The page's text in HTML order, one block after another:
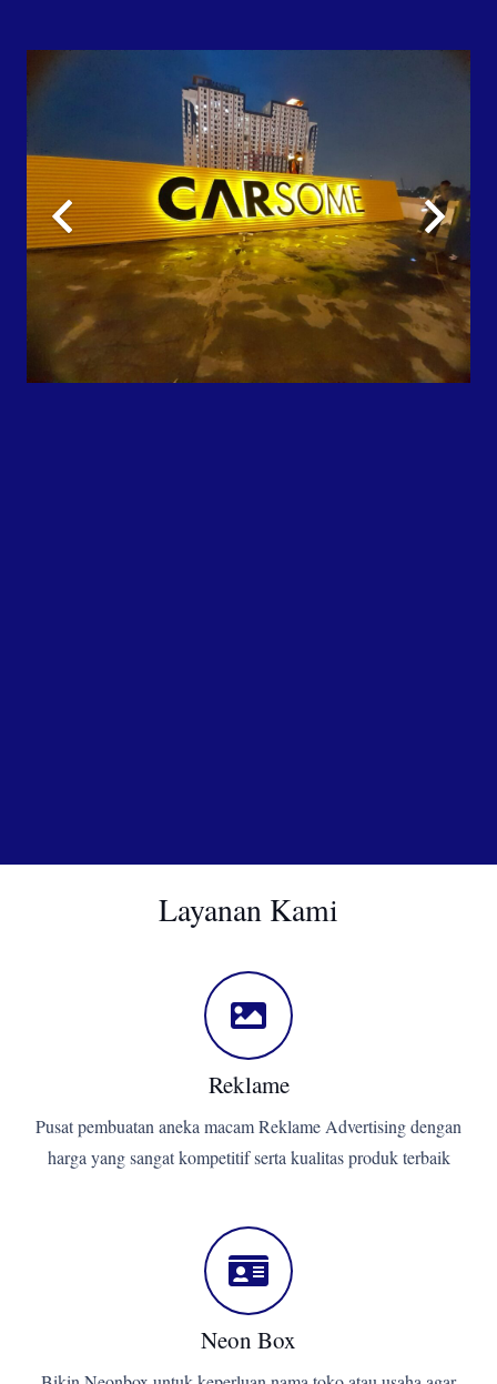
Layanan Kami
Reklame
Pusat pembuatan aneka macam Reklame Advertising dengan
harga yang sangat kompetitif serta kualitas produk terbaik
Neon Box